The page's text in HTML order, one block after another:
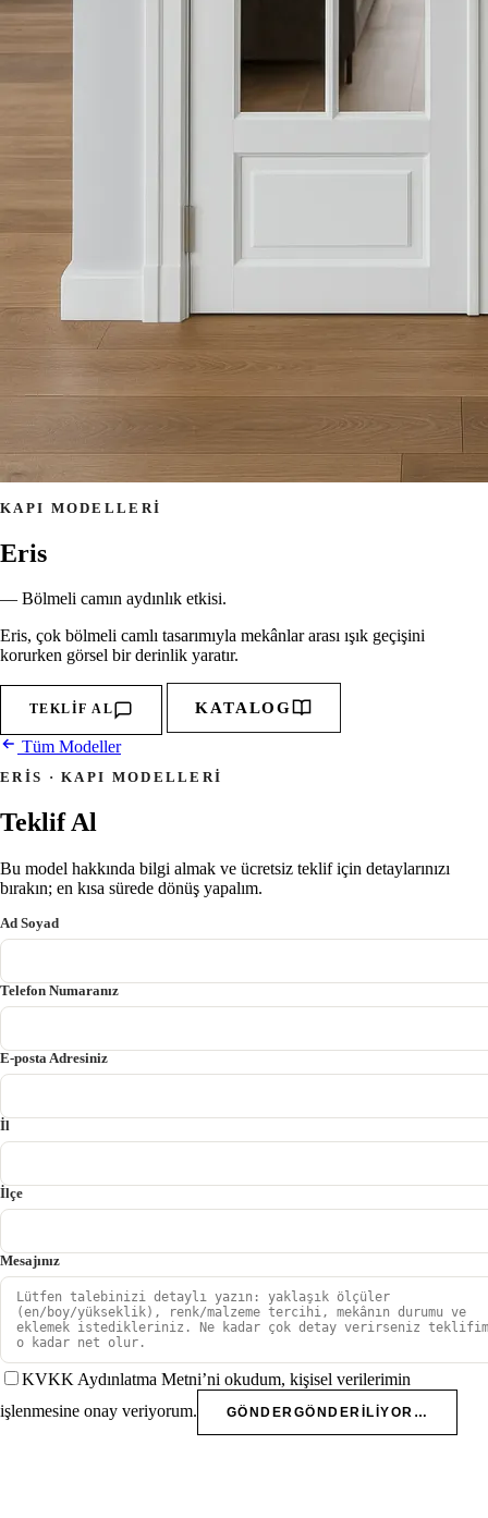
KAPI MODELLERI
Eris
— Bölmeli camın aydınlık etkisi.
Eris, çok bölmeli camlı tasarımıyla mekânlar arası ışık geçişini
korurken görsel bir derinlik yaratır.
TEKLIF AL KATALOG
Tüm Modeller
ERIS · KAPI MODELLERI
Teklif Al
Bu model hakkında bilgi almak ve ücretsiz teklif için detaylarınızı
bırakın; en kısa sürede dönüş yapalım.
Ad Soyad
Telefon Numaranız
E-posta Adresiniz
İl
İlçe
Mesajınız
KVKK Aydınlatma Metni’ni okudum, kişisel verilerimin
işlenmesine onay veriyorum.
GÖNDER GÖNDERILIYOR…